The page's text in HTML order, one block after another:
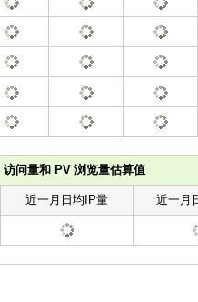
问量和 PV 浏览量估算值
近一月日均IP量 近一月